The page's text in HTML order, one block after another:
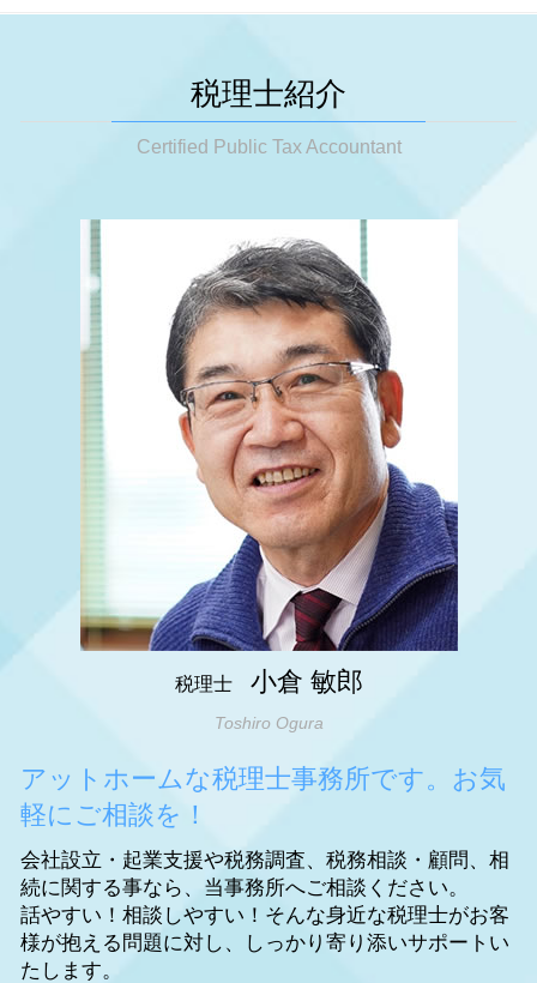
会社設立 届出
会社設立 資本金
会社設立 流れ 自分で
税務調査 時期 法人
税務調査 結果 遅い
税務調査とは
税務調査 指摘事項
税務調査 金額
税務調査 事前通知なし
税務調査 いつ来る 個人
節税対策 個人事業主
税務顧問
顧問税理士 個人事業主
決算前 節税対策
節税対策 公務員
決算 節税対策
事業承継 税金対策
節税対策 ideco
税務相談 税理士
相続 税金
相続税基礎控除 不動産
遺産分割対策
相続税申告 自分で
相続時精算課税制度 メリット
相続税対策 生命保険
相続税 いくらから
相続税 いくらからかかるの
相続 生前
相続税申告
相続税 未分割
相続税 お尋ね
神戸市 相続税 申告
大阪市 会社設立
明石市 相続 対策
神戸市 節税対策
明石市 税務顧問
大阪市 事業承継
神戸市 法人成り
姫路市 節税対策
神戸市 起業支援
姫路市 起業支援
姫路市 税務相談
神戸市 相続 対策
姫路市 相続税 申告
大阪市 税務顧問
大阪市 相続税 申告
明石市 相続税 申告
税理士紹介
Certified Public Tax Accountant
税理士 小倉 敏郎
Toshiro Ogura
アットホームな税理士事務所です。お気
軽にご相談を！
会社設立・起業支援や税務調査、税務相談・顧問、相
続に関する事なら、当事務所へご相談ください。
話やすい！相談しやすい！そんな身近な税理士がお客
様が抱える問題に対し、しっかり寄り添いサポートい
たします。